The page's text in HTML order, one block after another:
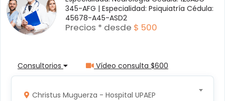
345-AFG | Especialidad: Psiquiatría Cédula:
45678-A45-ASD2
Precios * desde $ 500
Consultorios Vídeo consulta $600
Christus Muguerza - Hospital UPAEP